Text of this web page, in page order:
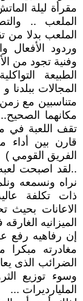
مقرأة ليلة
الملعب ..
الملعب بدلا من
وردود الأفعال
وفنية تجود من
الطبيعة
المجالات
متناسبين مع زمن
مكانهما
تقف اللعبة في
قارن بين أداء
الفريق القومي )
..لقد اصبحت
نراه ونسمعه
ذات تكلفة
الاعانات
الميزانيه
إن رفاهيه رفع
مغادرته
الضرائب الذى
وسوء توزيع
المليارديرات ...